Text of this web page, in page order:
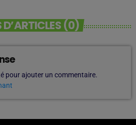
(0)
pour ajouter un commentaire.